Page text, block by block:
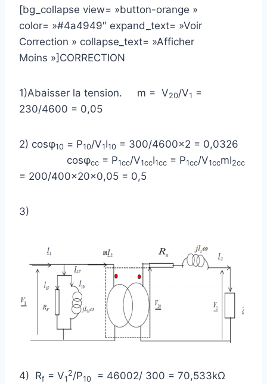
[bg_collapse view= »button-orange »
color= »#4a4949″ expand_text= »Voir
Correction » collapse_text= »Afficher
Moins »]CORRECTION
1)Abaisser la tension. m = V20/V1 =
230/4600 = 0,05
2) cosφ10 = P10/V1I10 = 300/4600×2 = 0,0326
cosφcc = P1cc/V1ccI1cc = P1cc/V1ccmI2cc
= 200/400×20×0,05 = 0,5
3)
4) Rf = V1
2/P10 = 46002/ 300 = 70,533kΩ